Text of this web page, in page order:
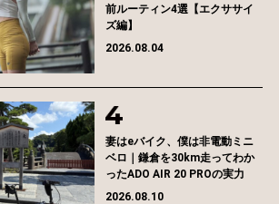
前ルーティン4選【エクササイ
ズ編】
2026.08.04
妻はeバイク、僕は非電動ミニ
ベロ｜鎌倉を30km走ってわか
ったADO AIR 20 PROの実力
2026.08.10